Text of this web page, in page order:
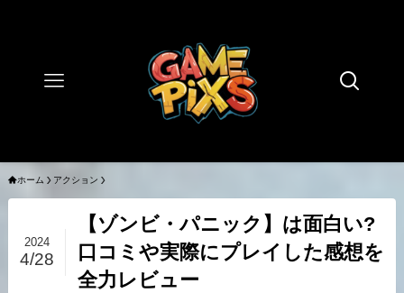
ホーム アクション
【ゾンビ・パニック】は面白い?
口コミや実際にプレイした感想を
全力レビュー
2024
4/28